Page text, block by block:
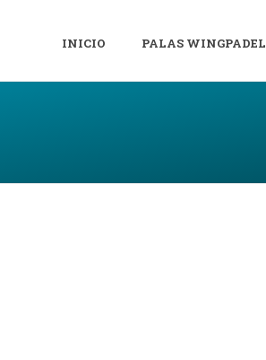
INICIO PALAS WINGPADEL